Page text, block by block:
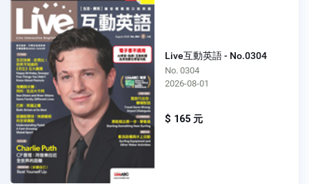
Live互動英語 - No.0304
No. 0304
2026-08-01
$ 165 元